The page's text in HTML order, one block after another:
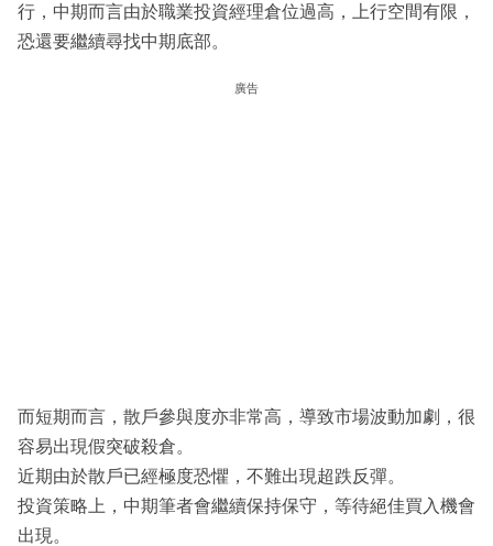
行，中期而言由於職業投資經理倉位過高，上行空間有限，
恐還要繼續尋找中期底部。
廣告
而短期而言，散戶參與度亦非常高，導致市場波動加劇，很
容易出現假突破殺倉。
近期由於散戶已經極度恐懼，不難出現超跌反彈。
投資策略上，中期筆者會繼續保持保守，等待絕佳買入機會
出現。